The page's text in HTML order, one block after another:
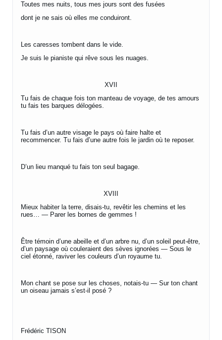
Toutes mes nuits, tous mes jours sont des fusées
dont je ne sais où elles me conduiront.
Les caresses tombent dans le vide.
Je suis le pianiste qui rêve sous les nuages.
XVII
Tu fais de chaque fois ton manteau de voyage, de tes amours
tu fais tes barques délogées.
Tu fais d’un autre visage le pays où faire halte et
recommencer. Tu fais d’une autre fois le jardin où te reposer.
D’un lieu manqué tu fais ton seul bagage.
XVIII
Mieux habiter la terre, disais-tu, revêtir les chemins et les
rues… — Parer les bornes de gemmes !
Être témoin d’une abeille et d’un arbre nu, d’un soleil peut-être,
d’un paysage où couleraient des sèves ignorées — Sous le
ciel étonné, raviver les couleurs d’un royaume tu.
Mon chant se pose sur les choses, notais-tu — Sur ton chant
un oiseau jamais s’est-il posé ?
Frédéric TISON